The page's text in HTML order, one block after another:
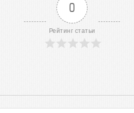
0
Рейтинг статьи